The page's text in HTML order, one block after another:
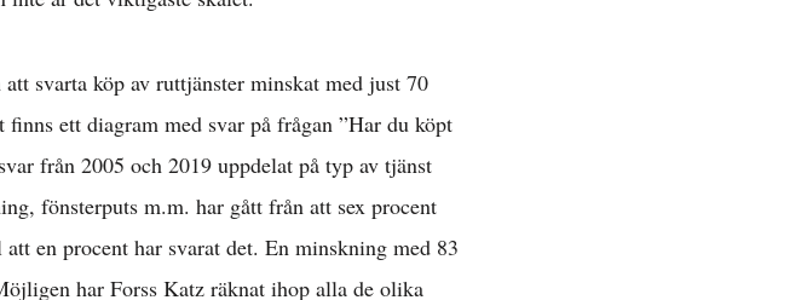
svarta köp av ruttjänster minskat med just 70
ett diagram med svar på frågan ”Har du köpt
från 2005 och 2019 uppdelat på typ av tjänst
fönsterputs m.m. har gått från att sex procent
en procent har svarat det. En minskning med 83
har Forss Katz räknat ihop alla de olika